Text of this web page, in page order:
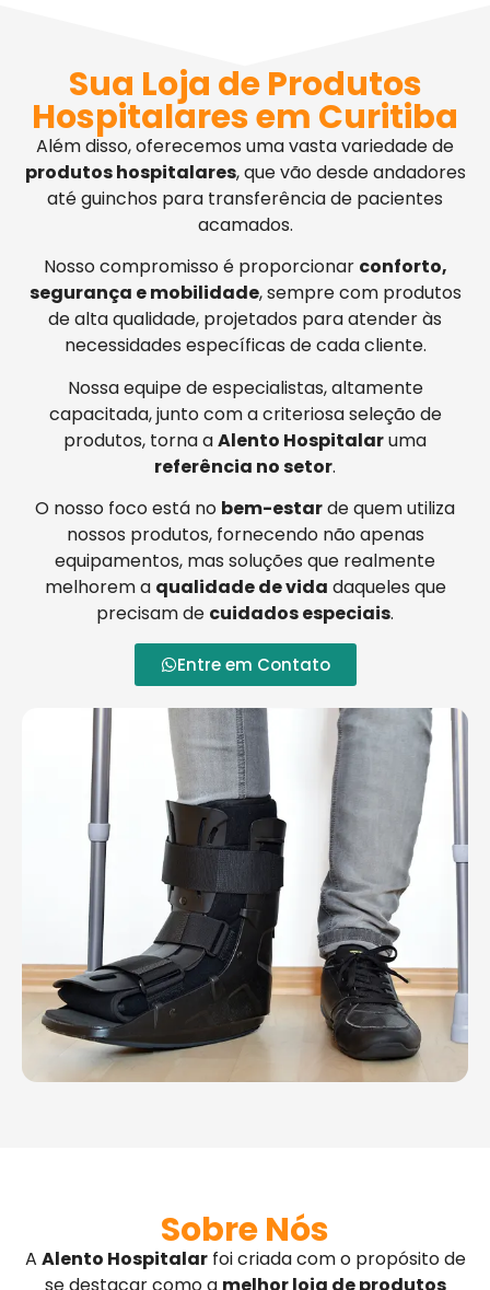
Sua Loja de Produtos
Hospitalares em Curitiba
Além disso, oferecemos uma vasta variedade de
produtos hospitalares, que vão desde andadores
até guinchos para transferência de pacientes
acamados.
Nosso compromisso é proporcionar conforto,
segurança e mobilidade, sempre com produtos
de alta qualidade, projetados para atender às
necessidades específicas de cada cliente.
Nossa equipe de especialistas, altamente
capacitada, junto com a criteriosa seleção de
produtos, torna aAlento Hospitalaruma
referência no setor.
O nosso foco está no bem-estarde quem utiliza
nossos produtos, fornecendo não apenas
equipamentos, mas soluções que realmente
melhorem a qualidade de vida daqueles que
precisam de cuidados especiais.
Entre em Contato
Sobre Nós
A Alento Hospitalarfoi criada com o propósito de